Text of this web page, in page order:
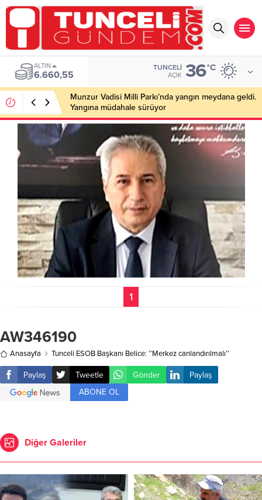
ALTIN
6.660,55
TUNCELI
AÇIK 36°C
Munzur Vadisi Milli Parkı’nda yangın meydana geldi.
Yangına müdahale sürüyor
1
AW346190
Anasayfa Tunceli ESOB Başkanı Belice: ’’Merkez canlandırılmalı’’
Paylaş Tweetle Gönder
Paylaş
ABONE OL
Diğer Galeriler